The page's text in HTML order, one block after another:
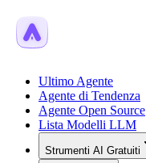
Ultimo Agente
Agente di Tendenza
Agente Open Source
Lista Modelli LLM
Strumenti AI Gratuiti